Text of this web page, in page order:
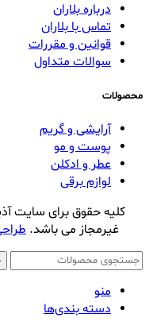
درباره بلاران
تماس با بلاران
قوانین و مقررات
سوالات متداول
محصولات
آرایشی و گریم
پوست و مو
عطر و ادکلن
لوازم برقی
کلیه حقوق برای سایت
غیرمجاز می باشد.
منو
دسته بندی‌ها